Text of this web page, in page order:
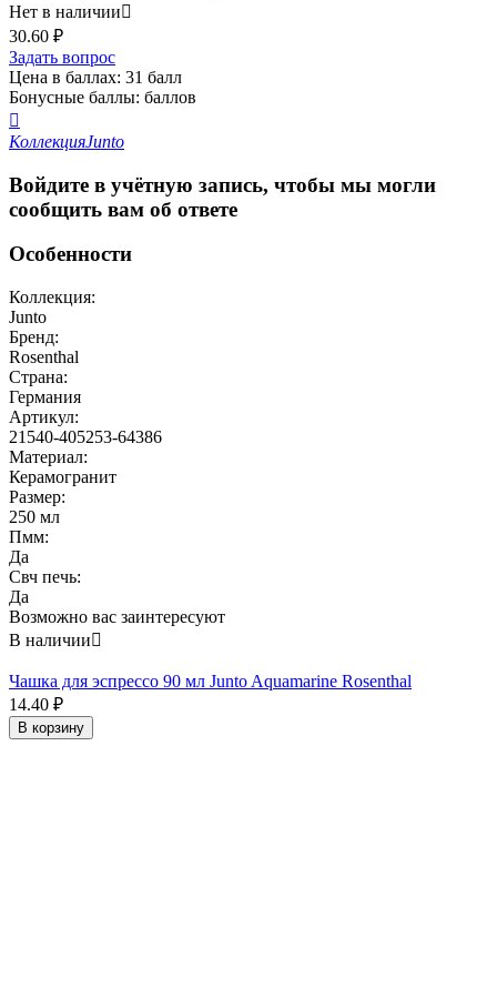
Нет в наличии
30.60 ₽
Задать вопрос
Цена в баллах: 31 балл
Бонусные баллы: баллов

КоллекцияJunto
Войдите в учётную запись, чтобы мы могли
сообщить вам об ответе
Особенности
Коллекция:
Junto
Бренд:
Rosenthal
Страна:
Германия
Артикул:
21540-405253-64386
Материал:
Керамогранит
Размер:
250 мл
Пмм:
Да
Свч печь:
Да
Возможно вас заинтересуют
В наличии
Чашка для эспрессо 90 мл Junto Aquamarine Rosenthal
14.40 ₽
В корзину